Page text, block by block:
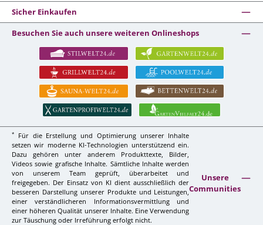
Sicher Einkaufen
Besuchen Sie auch unsere weiteren Onlineshops
*
Für die Erstellung und Optimierung unserer Inhalte
setzen wir moderne KI-Technologien unterstützend ein.
Dazu gehören unter anderem Produkttexte, Bilder,
Videos sowie grafische Inhalte. Sämtliche Inhalte werden
von unserem Team geprüft, überarbeitet und
freigegeben. Der Einsatz von KI dient ausschließlich der
besseren Darstellung unserer Produkte und Leistungen,
einer verständlicheren Informationsvermittlung und
einer höheren Qualität unserer Inhalte. Eine Verwendung
zur Täuschung oder Irreführung erfolgt nicht.
Unsere
Communities